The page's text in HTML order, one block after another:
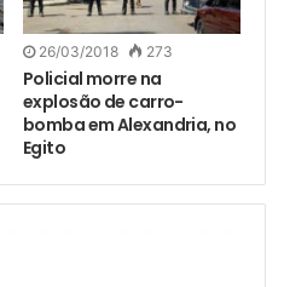
26/03/2018 273
Policial morre na
explosão de carro-
bomba em Alexandria, no
Egito